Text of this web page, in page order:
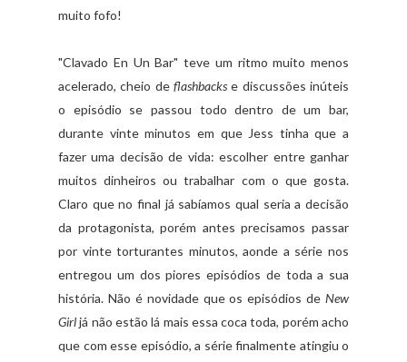
muito fofo!
"Clavado En Un Bar" teve um ritmo muito menos
acelerado, cheio de flashbacks e discussões inúteis
o episódio se passou todo dentro de um bar,
durante vinte minutos em que Jess tinha que a
fazer uma decisão de vida: escolher entre ganhar
muitos dinheiros ou trabalhar com o que gosta.
Claro que no final já sabíamos qual seria a decisão
da protagonista, porém antes precisamos passar
por vinte torturantes minutos, aonde a série nos
entregou um dos piores episódios de toda a sua
história. Não é novidade que os episódios de New
Girljá não estão lá mais essa coca toda, porém acho
que com esse episódio, a série finalmente atingiu o